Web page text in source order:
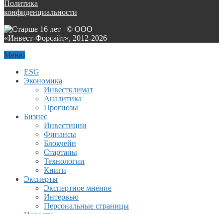
Политика
конфиденциальности
© ООО
«Инвест-Форсайт», 2012-2026
Меню
ESG
Экономика
Инвестклимат
Аналитика
Прогнозы
Бизнес
Инвестиции
Финансы
Блокчейн
Стартапы
Технологии
Книги
Эксперты
Экспертное мнение
Интервью
Персональные страницы